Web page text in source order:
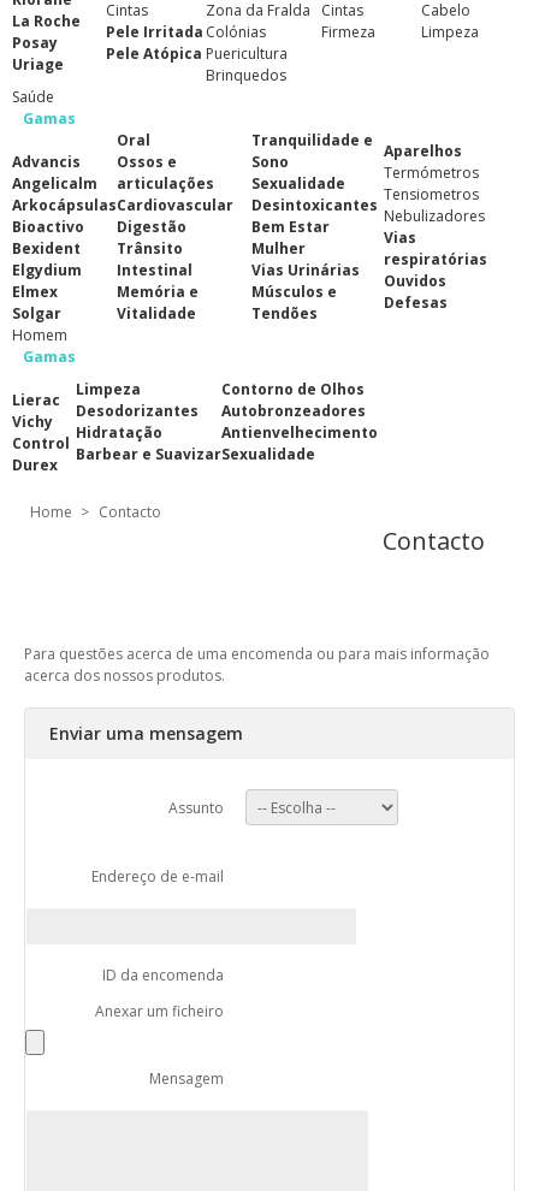
La Roche
Posay
Uriage
Cintas
Pele Irritada
Pele Atópica
Zona da Fralda
Colónias
Puericultura
Brinquedos
Cintas
Firmeza
Cabelo
Limpeza
Saúde
Gamas
Advancis
Angelicalm
Arkocápsulas
Bioactivo
Bexident
Elgydium
Elmex
Solgar
Oral
Ossos e
articulações
Cardiovascular
Digestão
Trânsito
Intestinal
Memória e
Vitalidade
Tranquilidade e
Sono
Sexualidade
Desintoxicantes
Bem Estar
Mulher
Vias Urinárias
Músculos e
Tendões
Aparelhos
Termómetros
Tensiometros
Nebulizadores
Vias
respiratórias
Ouvidos
Defesas
Homem
Gamas
Lierac
Vichy
Control
Durex
Limpeza
Desodorizantes
Hidratação
Barbear e Suavizar
Contorno de Olhos
Autobronzeadores
Antienvelhecimento
Sexualidade
Home > Contacto
Contacto
Para questões acerca de uma encomenda ou para mais informação
acerca dos nossos produtos.
Enviar uma mensagem
Assunto
Endereço de e-mail
ID da encomenda
Anexar um ficheiro
Mensagem